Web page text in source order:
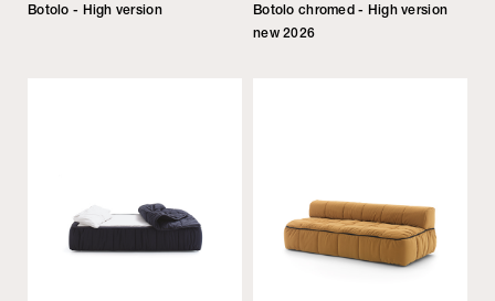
Botolo - High version
Botolo chromed - High version
new 2026